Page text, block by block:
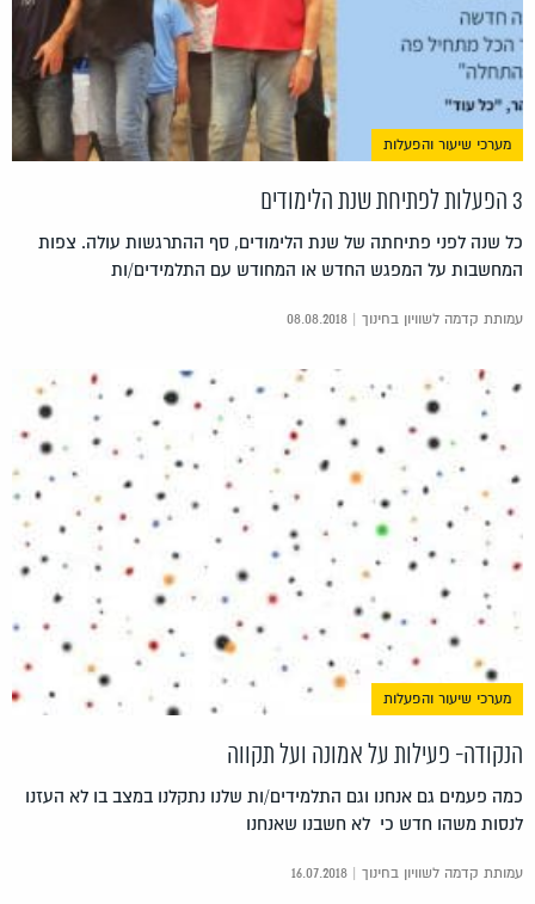
מערכי שיעור והפעלות
3 הפעלות לפתיחת שנת הלימודים
כל שנה לפני פתיחתה של שנת הלימודים, סף ההתרגשות עולה. צפות
המחשבות על המפגש החדש או המחודש עם התלמידים/ות
עמותת קדמה לשוויון בחינוך | 08.08.2018
מערכי שיעור והפעלות
הנקודה- פעילות על אמונה ועל תקווה
כמה פעמים גם אנחנו וגם התלמידים/ות שלנו נתקלנו במצב בו לא העזנו
לנסות משהו חדש כי לא חשבנו שאנחנו
עמותת קדמה לשוויון בחינוך | 16.07.2018